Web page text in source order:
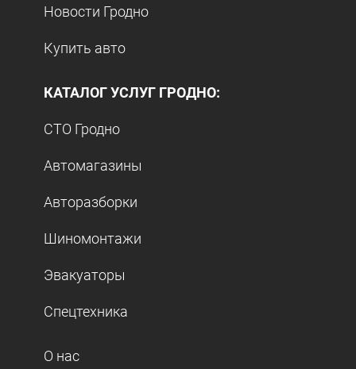
Новости Гродно
Купить авто
КАТАЛОГ УСЛУГ ГРОДНО:
СТО Гродно
Автомагазины
Авторазборки
Шиномонтажи
Эвакуаторы
Спецтехника
О нас